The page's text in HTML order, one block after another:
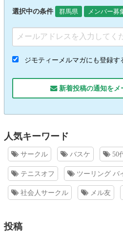
選択中の条件 群馬県 メンバー募
ジモティーメルマガにも登録す
新着投稿の通知をメ
人気キーワード
サークル バスケ 50
テニスオフ ツーリング バ
社会人サークル メル友
投稿